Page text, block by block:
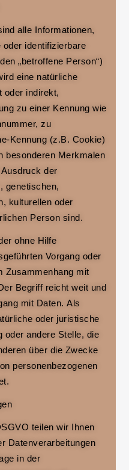
alle Informationen,
identifizierbare
„betroffene Person“)
eine natürliche
oder indirekt,
zu einer Kennung wie
zu
Kennung (z.B. Cookie)
besonderen Merkmalen
der
genetischen,
kulturellen oder
Person sind.
ohne Hilfe
Vorgang oder
Zusammenhang mit
Begriff reicht weit und
mit Daten. Als
oder juristische
oder andere Stelle, die
über die Zwecke
personenbezogenen
teilen wir Ihnen
Datenverarbeitungen
in der